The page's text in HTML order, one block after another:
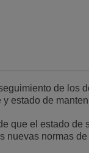
de los
estado de
que el estado de
nuevas normas